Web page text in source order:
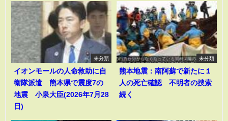
未分類
イオンモールの人命救助に自
衛隊派遣 熊本県で震度7の
地震 小泉大臣(2026年7月28
日)
未分類
熊本地震：南阿蘇で新たに１
人の死亡確認 不明者の捜索
続く